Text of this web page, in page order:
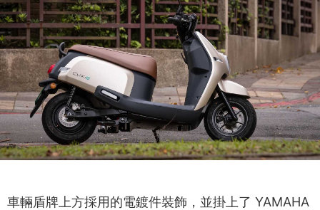
車輛盾牌上方採用的電鍍件裝飾，並掛上了 YAMAHA